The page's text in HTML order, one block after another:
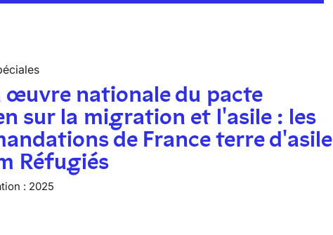
œuvre nationale du pacte
sur la migration et l'asile : les
de France terre d'asile
Réfugiés
: 2025